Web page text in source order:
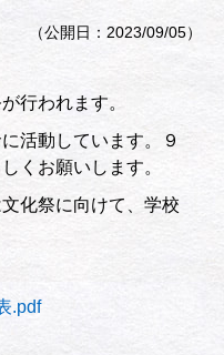
（公開日：2023/09/05）
行われます。
活動しています。９
くお願いします。
化祭に向けて、学校
.pdf